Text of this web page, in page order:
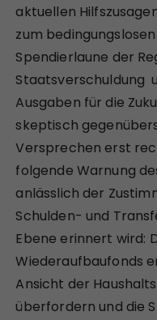
aktuellen
zum
Spendierlaune der
Staatsverschuldung
Ausgaben für die
skeptisch
Versprechen erst
folgende Warnung
anlässlich der
Schulden- und
Ebene erinnert wird:
Wiederaufbaufonds
Ansicht der
überfordern und die